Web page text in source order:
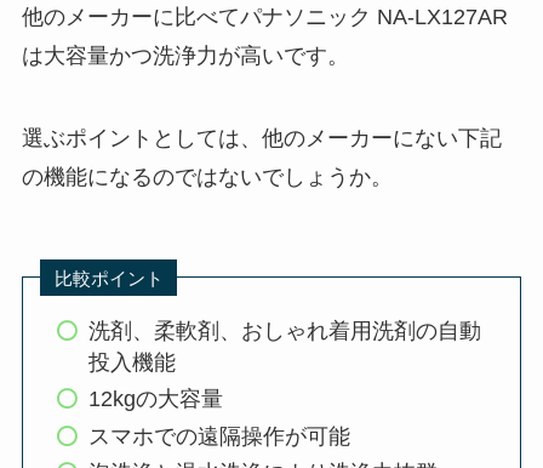
他のメーカーに比べてパナソニック NA-LX127AR
は大容量かつ洗浄力が高いです。
選ぶポイントとしては、他のメーカーにない下記
の機能になるのではないでしょうか。
比較ポイント
洗剤、柔軟剤、おしゃれ着用洗剤の自動
投入機能
12kgの大容量
スマホでの遠隔操作が可能